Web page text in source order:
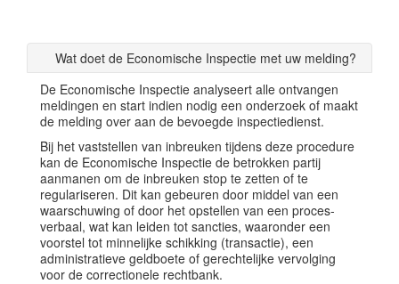
Wat doet de Economische Inspectie met uw melding?
De Economische Inspectie analyseert alle ontvangen
meldingen en start indien nodig een onderzoek of maakt
de melding over aan de bevoegde inspectiedienst.
Bij het vaststellen van inbreuken tijdens deze procedure
kan de Economische Inspectie de betrokken partij
aanmanen om de inbreuken stop te zetten of te
regulariseren. Dit kan gebeuren door middel van een
waarschuwing of door het opstellen van een proces-
verbaal, wat kan leiden tot sancties, waaronder een
voorstel tot minnelijke schikking (transactie), een
administratieve geldboete of gerechtelijke vervolging
voor de correctionele rechtbank.